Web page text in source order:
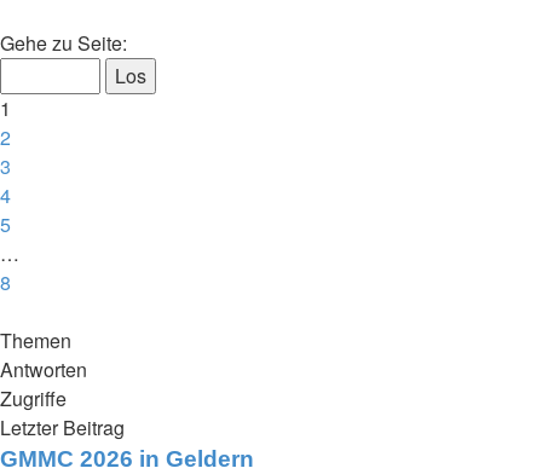
Seite
1
von
8
Gehe zu Seite:
1
2
3
4
5
…
8
Nächste
Themen
Antworten
Zugriffe
Letzter Beitrag
GMMC 2026 in Geldern